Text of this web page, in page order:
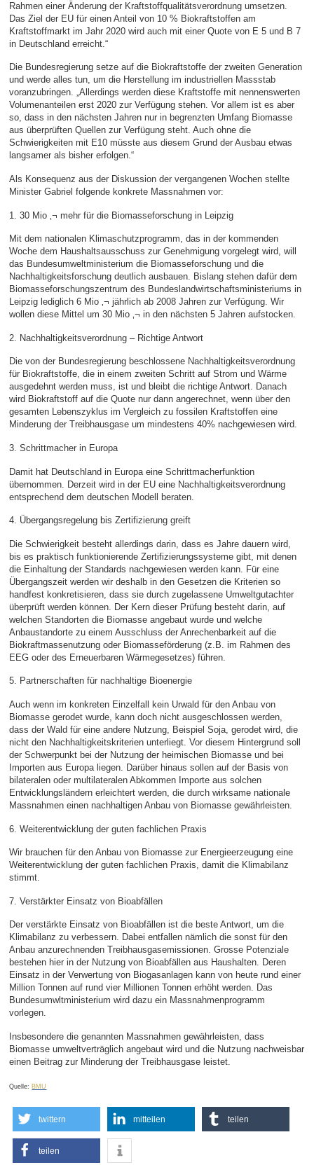
Rahmen einer Änderung der Kraftstoffqualitätsverordnung umsetzen.
Das Ziel der EU für einen Anteil von 10 % Biokraftstoffen am
Kraftstoffmarkt im Jahr 2020 wird auch mit einer Quote von E 5 und B 7
in Deutschland erreicht.“
Die Bundesregierung setze auf die Biokraftstoffe der zweiten Generation
und werde alles tun, um die Herstellung im industriellen Massstab
voranzubringen. „Allerdings werden diese Kraftstoffe mit nennenswerten
Volumenanteilen erst 2020 zur Verfügung stehen. Vor allem ist es aber
so, dass in den nächsten Jahren nur in begrenzten Umfang Biomasse
aus überprüften Quellen zur Verfügung steht. Auch ohne die
Schwierigkeiten mit E10 müsste aus diesem Grund der Ausbau etwas
langsamer als bisher erfolgen.“
Als Konsequenz aus der Diskussion der vergangenen Wochen stellte
Minister Gabriel folgende konkrete Massnahmen vor:
1. 30 Mio ‚¬ mehr für die Biomasseforschung in Leipzig
Mit dem nationalen Klimaschutzprogramm, das in der kommenden
Woche dem Haushaltsausschuss zur Genehmigung vorgelegt wird, will
das Bundesumweltministerium die Biomasseforschung und die
Nachhaltigkeitsforschung deutlich ausbauen. Bislang stehen dafür dem
Biomasseforschungszentrum des Bundeslandwirtschaftsministeriums in
Leipzig lediglich 6 Mio ‚¬ jährlich ab 2008 Jahren zur Verfügung. Wir
wollen diese Mittel um 30 Mio ‚¬ in den nächsten 5 Jahren aufstocken.
2. Nachhaltigkeitsverordnung – Richtige Antwort
Die von der Bundesregierung beschlossene Nachhaltigkeitsverordnung
für Biokraftstoffe, die in einem zweiten Schritt auf Strom und Wärme
ausgedehnt werden muss, ist und bleibt die richtige Antwort. Danach
wird Biokraftstoff auf die Quote nur dann angerechnet, wenn über den
gesamten Lebenszyklus im Vergleich zu fossilen Kraftstoffen eine
Minderung der Treibhausgase um mindestens 40% nachgewiesen wird.
3. Schrittmacher in Europa
Damit hat Deutschland in Europa eine Schrittmacherfunktion
übernommen. Derzeit wird in der EU eine Nachhaltigkeitsverordnung
entsprechend dem deutschen Modell beraten.
4. Übergangsregelung bis Zertifizierung greift
Die Schwierigkeit besteht allerdings darin, dass es Jahre dauern wird,
bis es praktisch funktionierende Zertifizierungssysteme gibt, mit denen
die Einhaltung der Standards nachgewiesen werden kann. Für eine
Übergangszeit werden wir deshalb in den Gesetzen die Kriterien so
handfest konkretisieren, dass sie durch zugelassene Umweltgutachter
überprüft werden können. Der Kern dieser Prüfung besteht darin, auf
welchen Standorten die Biomasse angebaut wurde und welche
Anbaustandorte zu einem Ausschluss der Anrechenbarkeit auf die
Biokraftmassenutzung oder Biomasseförderung (z.B. im Rahmen des
EEG oder des Erneuerbaren Wärmegesetzes) führen.
5. Partnerschaften für nachhaltige Bioenergie
Auch wenn im konkreten Einzelfall kein Urwald für den Anbau von
Biomasse gerodet wurde, kann doch nicht ausgeschlossen werden,
dass der Wald für eine andere Nutzung, Beispiel Soja, gerodet wird, die
nicht den Nachhaltigkeitskriterien unterliegt. Vor diesem Hintergrund soll
der Schwerpunkt bei der Nutzung der heimischen Biomasse und bei
Importen aus Europa liegen. Darüber hinaus sollen auf der Basis von
bilateralen oder multilateralen Abkommen Importe aus solchen
Entwicklungsländern erleichtert werden, die durch wirksame nationale
Massnahmen einen nachhaltigen Anbau von Biomasse gewährleisten.
6. Weiterentwicklung der guten fachlichen Praxis
Wir brauchen für den Anbau von Biomasse zur Energieerzeugung eine
Weiterentwicklung der guten fachlichen Praxis, damit die Klimabilanz
stimmt.
7. Verstärkter Einsatz von Bioabfällen
Der verstärkte Einsatz von Bioabfällen ist die beste Antwort, um die
Klimabilanz zu verbessern. Dabei entfallen nämlich die sonst für den
Anbau anzurechnenden Treibhausgasemissionen. Grosse Potenziale
bestehen hier in der Nutzung von Bioabfällen aus Haushalten. Deren
Einsatz in der Verwertung von Biogasanlagen kann von heute rund einer
Million Tonnen auf rund vier Millionen Tonnen erhöht werden. Das
Bundesumwltministerium wird dazu ein Massnahmenprogramm
vorlegen.
Insbesondere die genannten Massnahmen gewährleisten, dass
Biomasse umweltverträglich angebaut wird und die Nutzung nachweisbar
einen Beitrag zur Minderung der Treibhausgase leistet.
Quelle: BMU
twittern mitteilen teilen
teilen